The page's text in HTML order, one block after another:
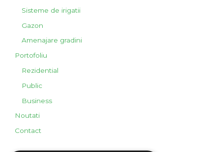
Sisteme de irigatii
Gazon
Amenajare gradini
Portofoliu
Rezidential
Public
Business
Noutati
Contact